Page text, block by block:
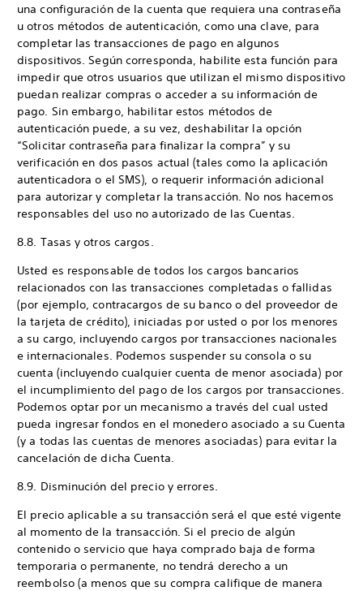
una configuración de la cuenta que requiera una contraseña
u otros métodos de autenticación, como una clave, para
completar las transacciones de pago en algunos
dispositivos. Según corresponda, habilite esta función para
impedir que otros usuarios que utilizan el mismo dispositivo
puedan realizar compras o acceder a su información de
pago. Sin embargo, habilitar estos métodos de
autenticación puede, a su vez, deshabilitar la opción
“Solicitar contraseña para finalizar la compra” y su
verificación en dos pasos actual (tales como la aplicación
autenticadora o el SMS), o requerir información adicional
para autorizar y completar la transacción. No nos hacemos
responsables del uso no autorizado de las Cuentas.
8.8. Tasas y otros cargos.
Usted es responsable de todos los cargos bancarios
relacionados con las transacciones completadas o fallidas
(por ejemplo, contracargos de su banco o del proveedor de
la tarjeta de crédito), iniciadas por usted o por los menores
a su cargo, incluyendo cargos por transacciones nacionales
e internacionales. Podemos suspender su consola o su
cuenta (incluyendo cualquier cuenta de menor asociada) por
el incumplimiento del pago de los cargos por transacciones.
Podemos optar por un mecanismo a través del cual usted
pueda ingresar fondos en el monedero asociado a su Cuenta
(y a todas las cuentas de menores asociadas) para evitar la
cancelación de dicha Cuenta.
8.9. Disminución del precio y errores.
El precio aplicable a su transacción será el que esté vigente
al momento de la transacción. Si el precio de algún
contenido o servicio que haya comprado baja de forma
temporaria o permanente, no tendrá derecho a un
reembolso (a menos que su compra califique de manera